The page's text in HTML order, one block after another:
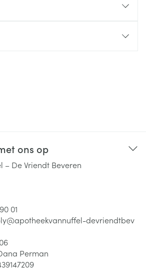
ons op
– De Vriendt Beveren
01
apotheekvannuffel-devriendtbev
Perman